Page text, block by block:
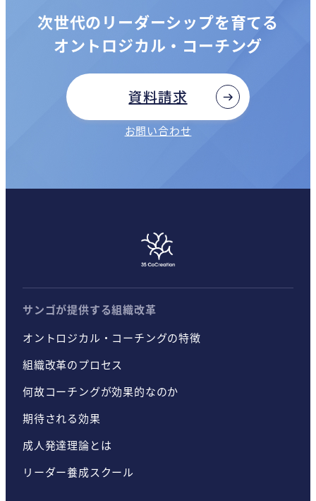
次世代のリーダーシップを育てる
オントロジカル・コーチング
資料請求
お問い合わせ
サンゴが提供する組織改革
オントロジカル・コーチングの特徴
組織改革のプロセス
何故コーチングが効果的なのか
期待される効果
成人発達理論とは
リーダー養成スクール